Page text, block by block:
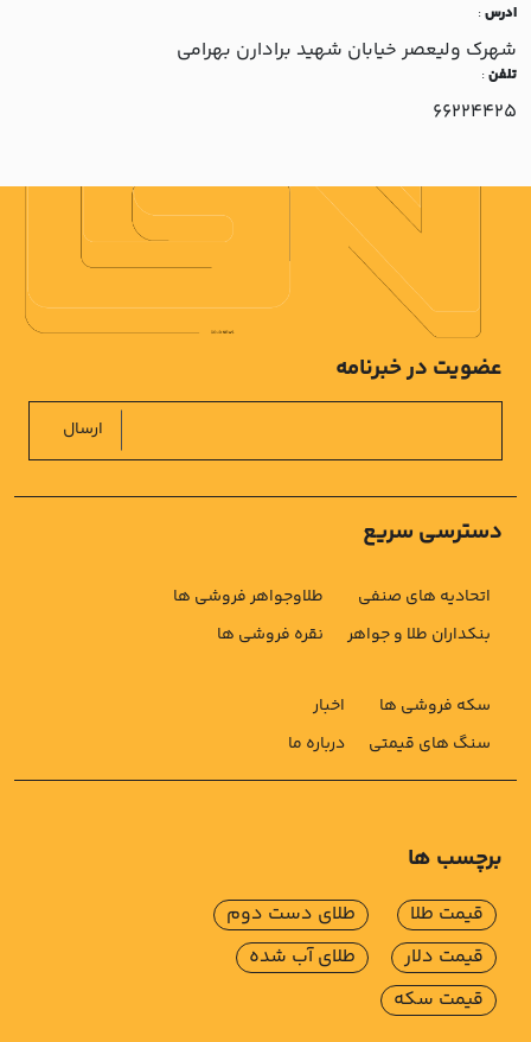
ادرس:
شهرک وليعصر خيابان شهيد برادارن بهرامي
تلفن:
66224425
دسترسی سریع
اتحادیه های صنفی
بنکداران طلا و جواهر
طلاوجواهر فروشی ها
نقره فروشی ها
سکه فروشی ها
سنگ های قیمتی
اخبار
درباره ما
عضویت در خبرنامه
ارسال
برچسب ها
قیمت طلا
قیمت دلار
قیمت سکه
طلای دست دوم
طلای آب شده